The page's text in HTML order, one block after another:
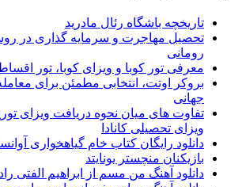
تاریخچه باشگاه رئال مادرید
تحصیل مهاجرت و سرمایه گذاری در
رومانی
معرفی تور کوبا و ویزای کوبا، تور
بروکر اوتت، انتخابی مطمئن برای
جهانی
تفاوت های میان نحوه دریافت ویزای
ویزای تحصیلی کانادا
دانلود رایگان کتاب خام گیاهخواری
بازیکنان منچستر یونایتد
دانلود آهنگ من مسم از ابراهیم الفتی